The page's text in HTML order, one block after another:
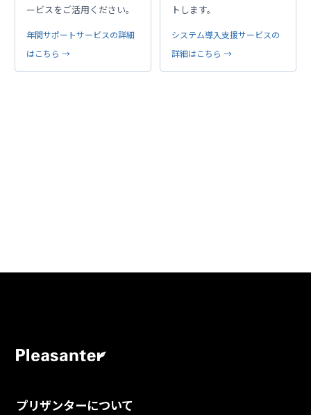
ービスをご活用ください。
年間サポートサービスの詳細
はこちら →
トします。
システム導入支援サービスの
詳細はこちら →
プリザンターについて